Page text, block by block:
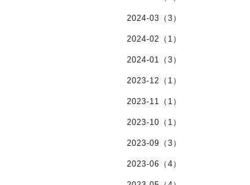
2024-03（3）
2024-02（1）
2024-01（3）
2023-12（1）
2023-11（1）
2023-10（1）
2023-09（3）
2023-06（4）